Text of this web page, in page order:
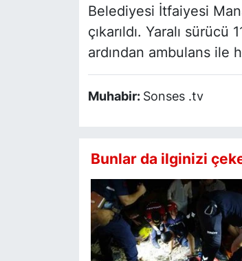
Belediyesi İtfaiyesi
çıkarıldı. Yaralı
ardından ambulans ile
Muhabir: Sonses .tv
Bunlar da ilginizi